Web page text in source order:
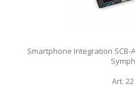
Smartphone Integration SCB-
Art.